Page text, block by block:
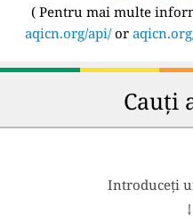
( Pentru mai multe
aqicn.org/api/or
Cauți
Introduceți